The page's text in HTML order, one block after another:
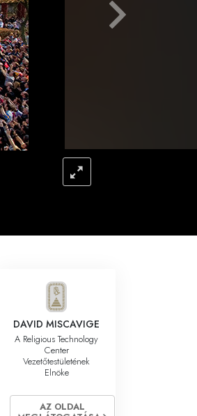
drogokra
állapotok
oka
DAVID MISCAVIGE
A Religious Technology
Center
Vezetőtestületének
Elnöke
AZ OLDAL